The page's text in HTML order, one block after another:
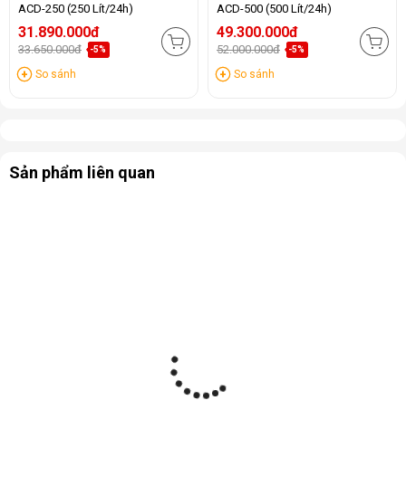
ACD-250 (250 Lít/24h)
31.890.000đ
33.650.000đ -5%
So sánh
ACD-500 (500 Lít/24h)
49.300.000đ
52.000.000đ -5%
So sánh
Sản phẩm liên quan